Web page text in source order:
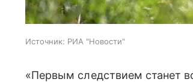
Источник: РИА "Новости"
«Первым следствием станет